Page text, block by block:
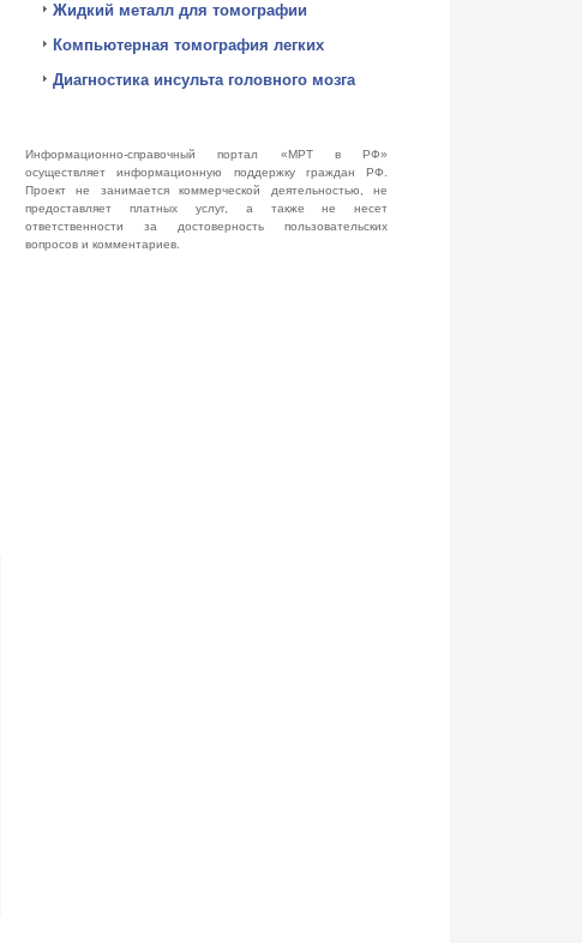
Жидкий металл для томографии
Компьютерная томография легких
Диагностика инсульта головного мозга
Информационно-справочный портал «МРТ в РФ»
осуществляет информационную поддержку граждан РФ.
Проект не занимается коммерческой деятельностью, не
предоставляет платных услуг, а также не несет
ответственности за достоверность пользовательских
вопросов и комментариев.